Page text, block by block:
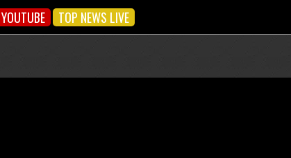
YOUTUBE TOP NEWS LIVE